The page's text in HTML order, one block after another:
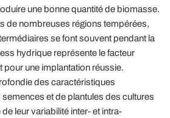
une bonne quantité de biomasse.
de nombreuses régions tempérées,
se font souvent pendant la
hydrique représente le facteur
pour une implantation réussie.
des caractéristiques
et de plantules des cultures
leur variabilité inter- et intra-